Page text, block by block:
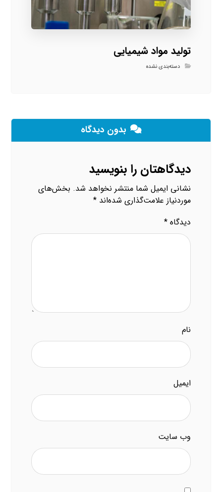
تولید مواد شیمیایی
دسته‌بندی نشده
بدون دیدگاه
دیدگاهتان را بنویسید
نشانی ایمیل شما منتشر نخواهد شد. بخش‌های
موردنیاز علامت‌گذاری شده‌اند*
دیدگاه*
نام
ایمیل
وب‌ سایت